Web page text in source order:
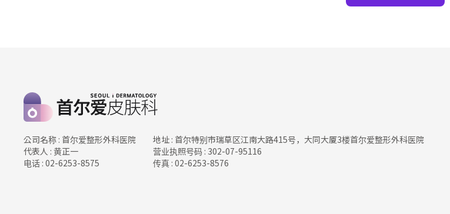
公司名称 : 首尔爱整形外科医院
代表人 : 黄正一
电话 : 02-6253-8575
地址 : 首尔特别市瑞草区江南大路415号，大同大厦3楼首尔爱整形外科医院
营业执照号码 : 302-07-95116
传真 : 02-6253-8576